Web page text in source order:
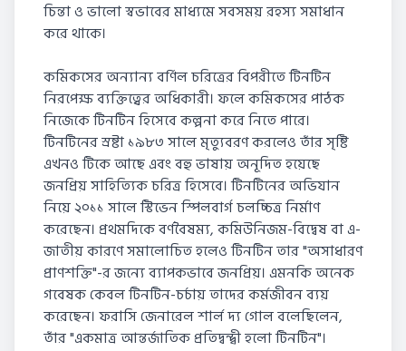
চিন্তা ও ভালো স্বভাবের মাধ্যমে সবসময় রহস্য সমাধান
করে থাকে।
কমিকসের অন্যান্য বর্ণিল চরিত্রের বিপরীতে টিনটিন
নিরপেক্ষ ব্যক্তিত্বের অধিকারী। ফলে কমিকসের পাঠক
নিজেকে টিনটিন হিসেবে কল্পনা করে নিতে পারে।
টিনটিনের স্রষ্টা ১৯৮৩ সালে মৃত্যুবরণ করলেও তাঁর সৃষ্টি
এখনও টিকে আছে এবং বহু ভাষায় অনূদিত হয়েছে
জনপ্রিয় সাহিত্যিক চরিত্র হিসেবে। টিনটিনের অভিযান
নিয়ে ২০১১ সালে স্টিভেন স্পিলবার্গ চলচ্চিত্র নির্মাণ
করেছেন। প্রথমদিকে বর্ণবৈষম্য, কমিউনিজম-বিদ্বেষ বা এ-
জাতীয় কারণে সমালোচিত হলেও টিনটিন তার "অসাধারণ
প্রাণশক্তি"-র জন্যে ব্যাপকভাবে জনপ্রিয়। এমনকি অনেক
গবেষক কেবল টিনটিন-চর্চায় তাদের কর্মজীবন ব্যয়
করেছেন। ফরাসি জেনারেল শার্ল দ্য গোল বলেছিলেন,
তাঁর "একমাত্র আন্তর্জাতিক প্রতিদ্বন্দ্বী হলো টিনটিন"।